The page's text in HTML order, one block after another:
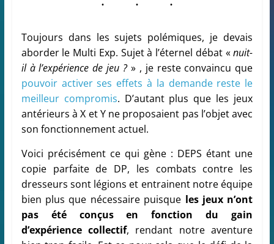
Toujours dans les sujets polémiques, je devais
aborder le Multi Exp. Sujet à l’éternel débat «nuit-
il à l’expérience de jeu ?» , je reste convaincu que
pouvoir activer ses effets à la demande reste le
meilleur compromis. D’autant plus que les jeux
antérieurs à X et Y ne proposaient pas l’objet avec
son fonctionnement actuel.
Voici précisément ce qui gène : DEPS étant une
copie parfaite de DP, les combats contre les
dresseurs sont légions et entrainent notre équipe
bien plus que nécessaire puisque les jeux n’ont
pas été conçus en fonction du gain
d’expérience collectif, rendant notre aventure